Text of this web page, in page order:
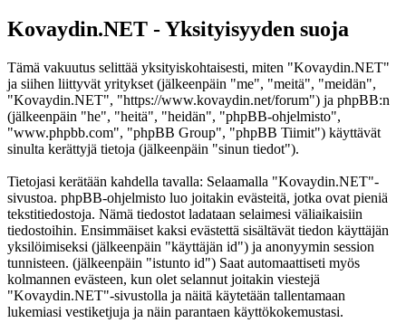
Kovaydin.NET - Yksityisyyden suoja
Tämä vakuutus selittää yksityiskohtaisesti, miten "Kovaydin.NET"
ja siihen liittyvät yritykset (jälkeenpäin "me", "meitä", "meidän",
"Kovaydin.NET", "https://www.kovaydin.net/forum") ja phpBB:n
(jälkeenpäin "he", "heitä", "heidän", "phpBB-ohjelmisto",
"www.phpbb.com", "phpBB Group", "phpBB Tiimit") käyttävät
sinulta kerättyjä tietoja (jälkeenpäin "sinun tiedot").
Tietojasi kerätään kahdella tavalla: Selaamalla "Kovaydin.NET"-
sivustoa. phpBB-ohjelmisto luo joitakin evästeitä, jotka ovat pieniä
tekstitiedostoja. Nämä tiedostot ladataan selaimesi väliaikaisiin
tiedostoihin. Ensimmäiset kaksi evästettä sisältävät tiedon käyttäjän
yksilöimiseksi (jälkeenpäin "käyttäjän id") ja anonyymin session
tunnisteen. (jälkeenpäin "istunto id") Saat automaattiseti myös
kolmannen evästeen, kun olet selannut joitakin viestejä
"Kovaydin.NET"-sivustolla ja näitä käytetään tallentamaan
lukemiasi vestiketjuja ja näin parantaen käyttökokemustasi.